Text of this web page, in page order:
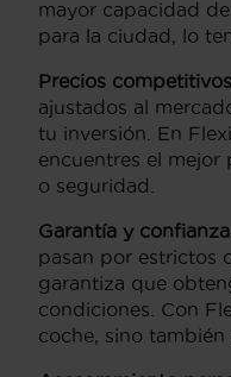
mayor capacidad
para la ciudad, lo
Precios
ajustados al
tu inversión. En
encuentres el mejor
o seguridad.
Garantía y
pasan por estrictos
garantiza que
condiciones. Con
coche, sino